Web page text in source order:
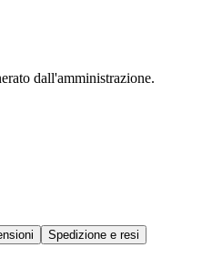
dall'amministrazione.
Spedizione e resi